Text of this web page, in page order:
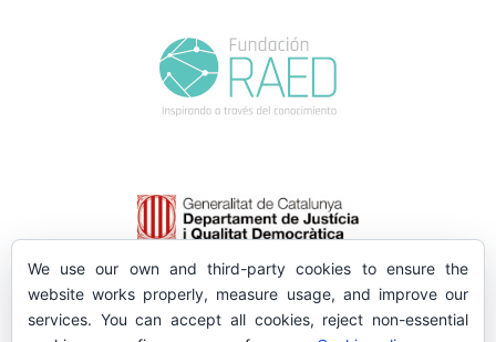
We use our own and third-party cookies to ensure the
website works properly, measure usage, and improve our
services. You can accept all cookies, reject non-essential